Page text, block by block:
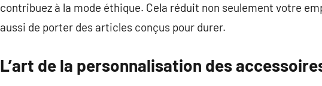
contribuez à la mode éthique. Cela réduit non seulement votre
aussi de porter des articles conçus pour durer.
L’art de la personnalisation des